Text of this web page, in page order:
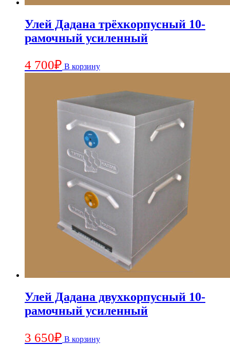
Улей Дадана трёхкорпусный 10-
рамочный усиленный
4 700₽ В корзину
Улей Дадана двухкорпусный 10-
рамочный усиленный
3 650₽ В корзину